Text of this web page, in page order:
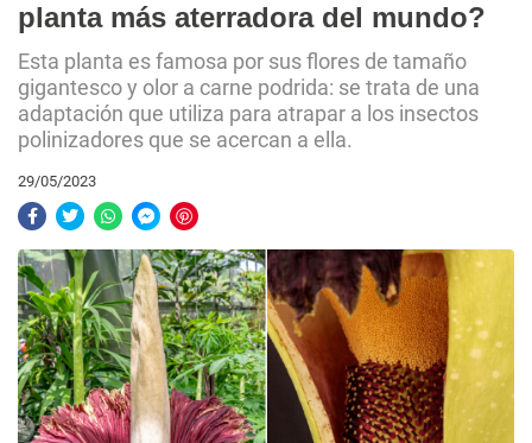
planta más aterradora del mundo?
Esta planta es famosa por sus flores de tamaño
gigantesco y olor a carne podrida: se trata de una
adaptación que utiliza para atrapar a los insectos
polinizadores que se acercan a ella.
29/05/2023